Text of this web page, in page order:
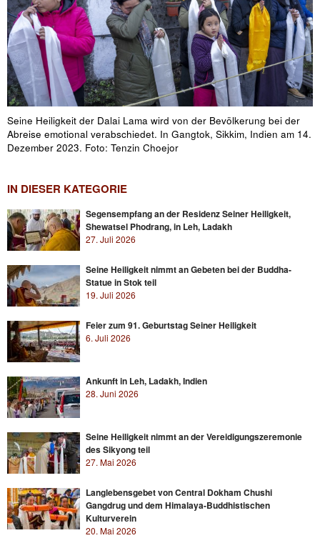
Seine Heiligkeit der Dalai Lama wird von der Bevölkerung bei der
Abreise emotional verabschiedet. In Gangtok, Sikkim, Indien am 14.
Dezember 2023. Foto: Tenzin Choejor
IN DIESER KATEGORIE
Segensempfang an der Residenz Seiner Heiligkeit,
Shewatsel Phodrang, in Leh, Ladakh
27. Juli 2026
Seine Heiligkeit nimmt an Gebeten bei der Buddha-
Statue in Stok teil
19. Juli 2026
Feier zum 91. Geburtstag Seiner Heiligkeit
6. Juli 2026
Ankunft in Leh, Ladakh, Indien
28. Juni 2026
Seine Heiligkeit nimmt an der Vereidigungszeremonie
des Sikyong teil
27. Mai 2026
Langlebensgebet von Central Dokham Chushi
Gangdrug und dem Himalaya-Buddhistischen
Kulturverein
20. Mai 2026